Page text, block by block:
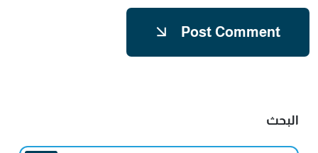
Post Comment
البحث